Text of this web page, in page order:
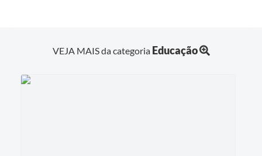
VEJA MAIS da categoria Educação